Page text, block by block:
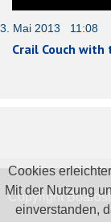
3. Mai 2013 11:08
Crail Couch
Copyright
Cookies
Mit der Nutzung
einverstanden,